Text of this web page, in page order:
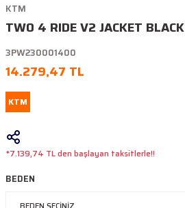
KTM
TWO 4 RIDE V2 JACKET BLACK
3PW230001400
14.279,47 TL
KTM
*7.139,74 TL den başlayan taksitlerle!!
BEDEN